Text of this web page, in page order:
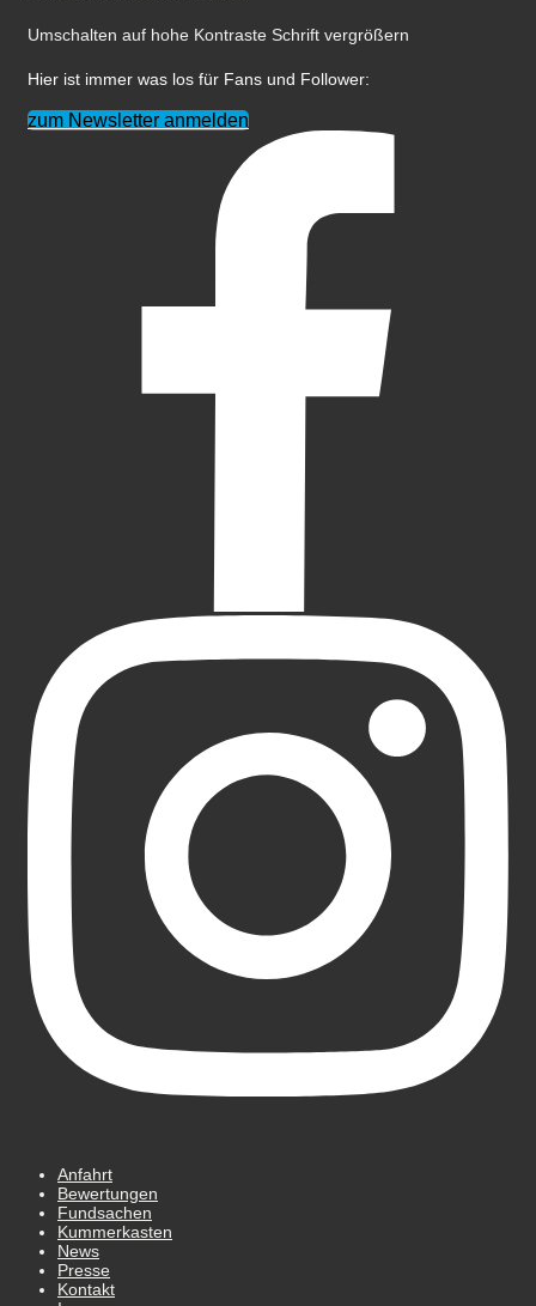
Umschalten auf hohe Kontraste Schrift vergrößern
Hier ist immer was los für Fans und Follower:
zum Newsletter anmelden
Anfahrt
Bewertungen
Fundsachen
Kummerkasten
News
Presse
Kontakt